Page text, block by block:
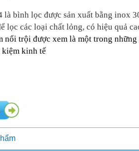
là bình lọc được sản xuất bằng inox
lọc các loại chất lỏng, có hiệu quả
nổi trội được xem là một trong
kiệm kinh tế